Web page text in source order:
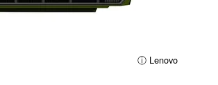
ⓘ Lenovo